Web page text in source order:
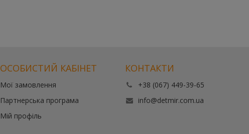
ОСОБИСТИЙ КАБІНЕТ
Мої замовлення
Партнерська програма
Мій профіль
КОНТАКТИ
+38 (067) 449-39-65
info@detmir.com.ua